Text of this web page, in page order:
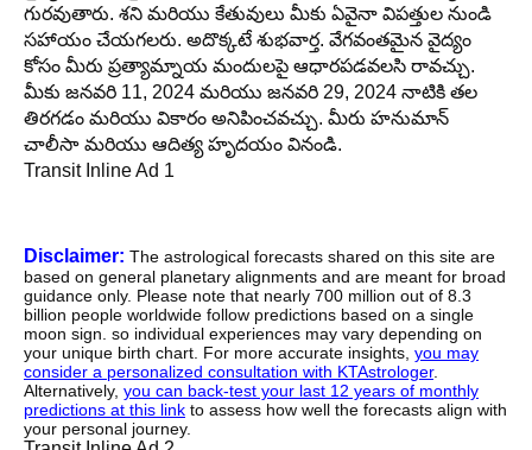
గురవుతారు. శని మరియు కేతువులు మీకు ఏవైనా విపత్తుల నుండి
సహాయం చేయగలరు. అదొక్కటే శుభవార్త. వేగవంతమైన వైద్యం
కోసం మీరు ప్రత్యామ్నాయ మందులపై ఆధారపడవలసి రావచ్చు.
మీకు జనవరి 11, 2024 మరియు జనవరి 29, 2024 నాటికి తల
తిరగడం మరియు వికారం అనిపించవచ్చు. మీరు హనుమాన్
చాలీసా మరియు ఆదిత్య హృదయం వినండి.
Transit Inline Ad 1
Disclaimer: The astrological forecasts shared on this site are
based on general planetary alignments and are meant for broad
guidance only. Please note that nearly 700 million out of 8.3
billion people worldwide follow predictions based on a single
moon sign. so individual experiences may vary depending on
your unique birth chart. For more accurate insights, you may
consider a personalized consultation with KTAstrologer.
Alternatively, you can back-test your last 12 years of monthly
predictions at this link to assess how well the forecasts align with
your personal journey.